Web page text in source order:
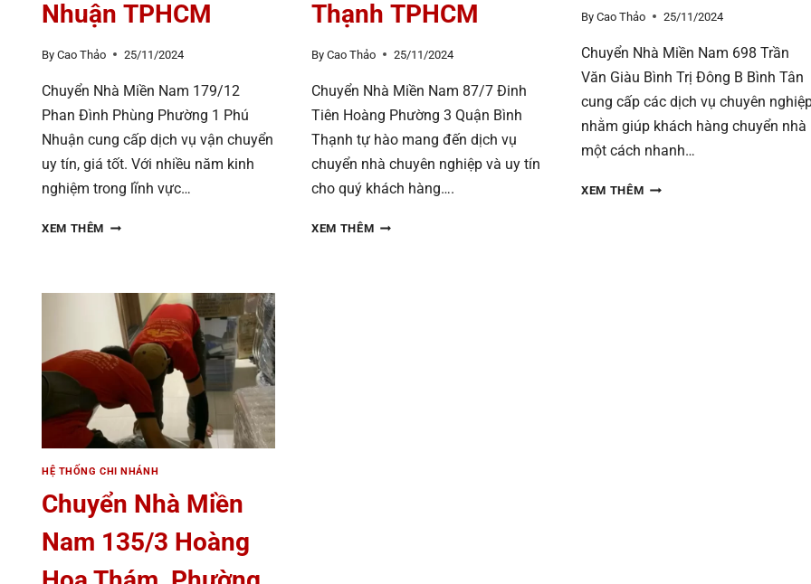
Nhuận TPHCM
By Cao Thảo 25/11/2024
Chuyển Nhà Miền Nam 179/12
Phan Đình Phùng Phường 1 Phú
Nhuận cung cấp dịch vụ vận chuyển
uy tín, giá tốt. Với nhiều năm kinh
nghiệm trong lĩnh vực…
XEM THÊM CHUYỂN
179/12
PHAN
ĐÌNH
PHÙNG,
PHƯỜNG
PHÚ
NHUẬN TPHCM
Thạnh TPHCM
By Cao Thảo 25/11/2024
Chuyển Nhà Miền Nam 87/7 Đinh
Tiên Hoàng Phường 3 Quận Bình
Thạnh tự hào mang đến dịch vụ
chuyển nhà chuyên nghiệp và uy tín
cho quý khách hàng….
XEM THÊMCHUYỂN
By Cao Thảo 25/11/2024
Chuyển Nhà Miền Nam 698 Trần
Văn Giàu Bình Trị Đông B Bình Tân
cung cấp các dịch vụ chuyên
nhằm giúp khách hàng chuyển nhà
một cách nhanh…
XEM THÊMCHUYỂN
HỆ THỐNG CHI NHÁNH
Chuyển Nhà Miền
Nam 135/3 Hoàng